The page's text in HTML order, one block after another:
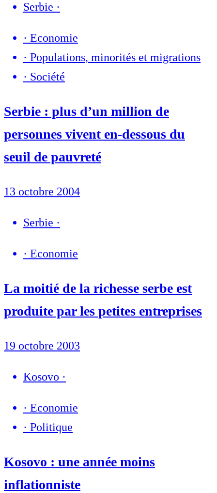
Serbie ·
· Economie
· Populations, minorités et migrations
· Société
Serbie : plus d’un million de
personnes vivent en-dessous du
seuil de pauvreté
13 octobre 2004
Serbie ·
· Economie
La moitié de la richesse serbe est
produite par les petites entreprises
19 octobre 2003
Kosovo ·
· Economie
· Politique
Kosovo : une année moins
inflationniste